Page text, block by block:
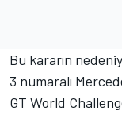
Bu kararın
3 numaralı
GT World